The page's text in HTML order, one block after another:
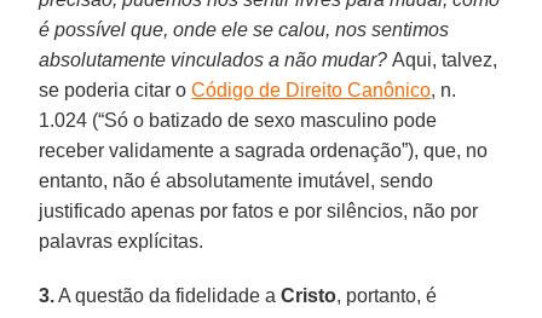
é possível que, onde ele se calou, nos sentimos
absolutamente vinculados a não mudar? Aqui, talvez,
se poderia citar oCódigo de Direito Canônico, n.
1.024 (“Só o batizado de sexo masculino pode
receber validamente a sagrada ordenação”), que, no
entanto, não é absolutamente imutável, sendo
justificado apenas por fatos e por silêncios, não por
palavras explícitas.
3.A questão da fidelidade aCristo, portanto, é